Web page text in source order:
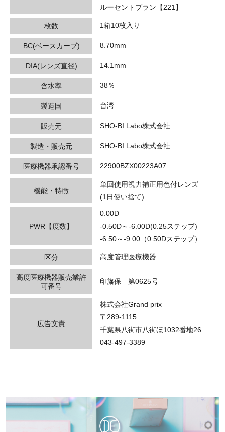
ルーセントブラン【221】
枚数 1箱10枚入り
BC(ベースカーブ) 8.70mm
DIA(レンズ直径) 14.1mm
含水率 38％
製造国 台湾
販売元 SHO-BI Labo株式会社
製造・販売元 SHO-BI Labo株式会社
医療機器承認番号 22900BZX00223A07
機能・特徴
単回使用視力補正用色付レンズ
(1日使い捨て)
PWR【度数】
0.00D
-0.50D～-6.00D(0.25ステップ)
-6.50～-9.00（0.50Dステップ）
区分 高度管理医療機器
高度医療機器販売業許
可番号
印旛保 第0625号
広告文責
株式会社Grand prix
〒289-1115
千葉県八街市八街ほ1032番地26
043-497-3389